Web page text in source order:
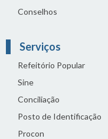
Conselhos
Serviços
Refeitório Popular
Sine
Conciliação
Posto de Identificação
Procon